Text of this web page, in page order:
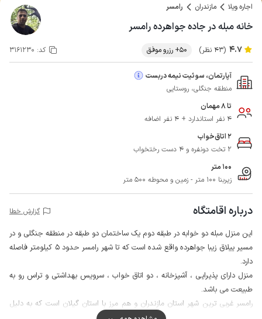
اجاره ویلا مازندران رامسر
خانه مبله در جاده جواهرده رامسر
4.7 (43 نظر) 50+ رزرو موفق کد: 3161230
آپارتمان، سوئیت نیمه دربست
منطقه جنگلی، روستایی
تا 8 مهمان
4 نفر استاندارد + 4 نفر اضافه
2 اتاق‌خواب
2 تخت دونفره و 4 دست رختخواب
100 متر
زیربنا 100 متر - زمین و محوطه 500 متر
درباره اقامتگاه گزارش خطا
این منزل مبله دو خوابه در طبقه دوم یک ساختمان دو طبقه در منطقه جنگلی و در
مسیر ییلاق زیبا جواهرده واقع شده است که تا شهر رامسر حدود 5 کیلومتر فاصله
دارد.
منزل دارای پذیرایی ، آشپزخانه ، دو اتاق خواب ، سرویس بهداشتی و تراس رو به
طبیعت می باشد.
رامسر غربی ترین شهر استان مازندران و هم مرز با استان گیلان است که به دلیل